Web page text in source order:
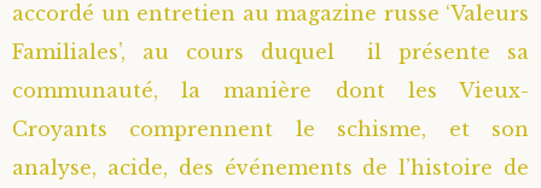
accordé un entretien au magazine russe ‘Valeurs
Familiales’, au cours duquel il présente sa
communauté, la manière dont les Vieux-
Croyants comprennent le schisme, et son
analyse, acide, des événements de l’histoire de